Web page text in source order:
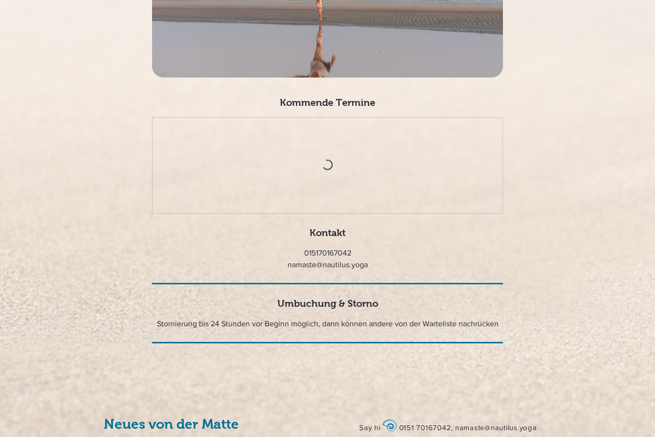
Kommende Termine
Kontakt
015170167042
namaste@nautilus.yoga
Umbuchung & Storno
Stornierung bis 24 Stunden vor Beginn möglich, dann können andere von der Warteliste nachrücken
Neues von der Matte Say hi 0151 70167042, namaste@nautilus.yoga